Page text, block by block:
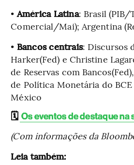
•América Latina: Brasil (PIB/
Comercial/Mai); Argentina
• Bancos centrais: Discursos
Harker(Fed) e Christine
de Reservas com
de Política Monetária do
México
🗓️ Os eventos de destaque na
(Com informações da
Leia também: